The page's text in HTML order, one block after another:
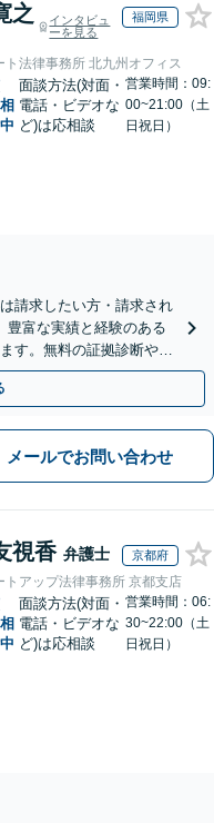
之
インタビュ
ーを見る
福岡県
ト法律事務所 北九州オフィス
面談方法(対面・
電話・ビデオな
ど)は応相談
営業時間：09:
00~21:00（土
日祝日）
請求したい方・請求され
豊富な実績と経験のある
す。無料の証拠診断や着
談ください。
メールでお問い合わせ
視香 弁護士 京都府
トアップ法律事務所 京都支店
面談方法(対面・
電話・ビデオな
ど)は応相談
営業時間：06:
30~22:00（土
日祝日）